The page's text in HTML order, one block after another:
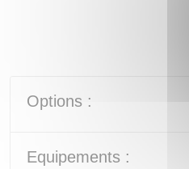
Options :
Equipements :